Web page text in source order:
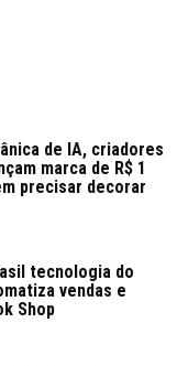
de IA, criadores
marca de R$ 1
precisar decorar
tecnologia do
vendas e
Shop